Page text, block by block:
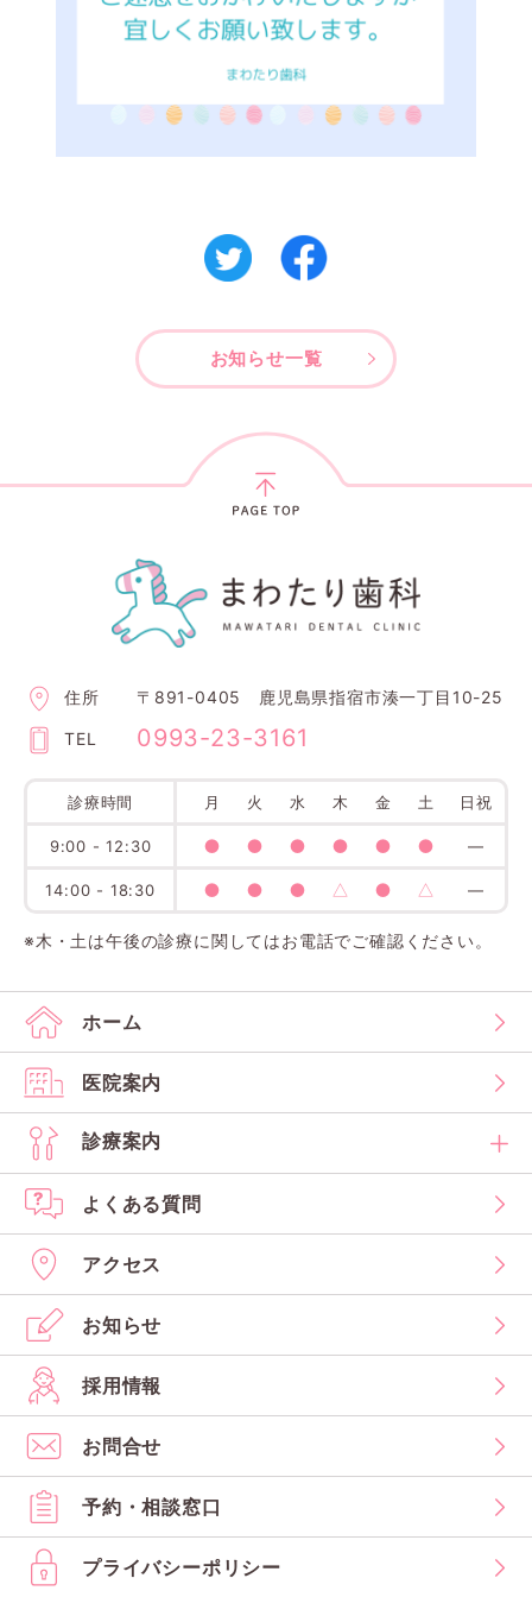
お知らせ一覧
住所 〒891-0405 鹿児島県指宿市湊一丁目10-25
TEL 0993-23-3161
診療時間 月 火 水 木 金 土 日祝
9:00 - 12:30 ● ● ● ● ● ● ―
14:00 - 18:30 ● ● ● △ ● △ ―
※木・土は午後の診療に関してはお電話でご確認ください。
ホーム
医院案内
診療案内
よくある質問
アクセス
お知らせ
採用情報
お問合せ
予約・相談窓口
プライバシーポリシー